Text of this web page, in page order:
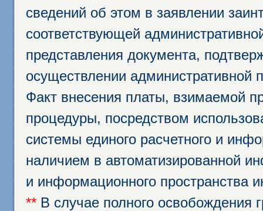
сведений об этом в заявлении
соответствующей
представления документа,
осуществлении административной
Факт внесения платы, взимаемой
процедуры, посредством
системы единого расчетного и
наличием в автоматизированной
и информационного пространства
** В случае полного освобождения